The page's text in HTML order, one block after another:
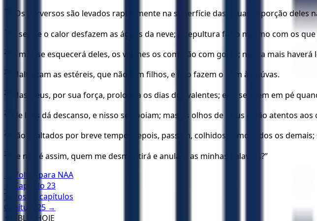
18 “Os perversos são levados rapidamente na superfície das águas; a porção
19 A seca e o calor desfazem as águas da neve; a sepultura faz o mesmo com os
20 A mãe se esquecerá deles, os vermes os comerão com gosto; nunca mais
21 Maltratam as estéreis, que não têm filhos, e não fazem o bem às viúvas.
22 Mas Deus, por sua força, prolonga os dias dos valentes; eles se veem em pé
23 Ele lhes dá descanso, e nisso se apoiam; mas os olhos de Deus estão atentos
24 São exaltados por breve tempo; depois, passam, colhidos como todos os
25
Se não é assim, quem me desmentirá e anulará as minhas palavras?”
← Voltar para NAA
← Capítulo 23
Todos os capítulos
Capítulo
25 →
BÍBLIA HOJE